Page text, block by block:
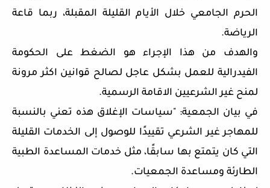
الحرم الجامعي خلال الأيام القليلة المقبلة، ربما قاعة
الرياضة.
والهدف من هذا الإجراء هو الضغط على الحكومة
الفيدرالية للعمل بشكل عاجل لصالح قوانين اكثر مرونة
لمنح غير الشرعيين الاقامة الرسمية.
في بيان الجمعية: "سياسات الإغلاق هذه تعني بالنسبة
للمهاجر غير الشرعي تقييدًا للوصول إلى الخدمات القليلة
التي كان يتمتع بها سابقًا، مثل خدمات المساعدة الطبية
الطارئة ومساعدة الجمعيات.